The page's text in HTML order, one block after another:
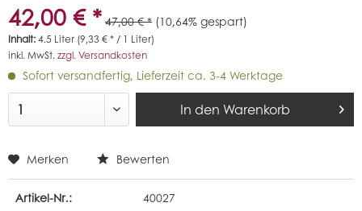
42,00 € * 47,00 € * (10,64% gespart)
Inhalt:4.5 Liter (9,33 € * / 1 Liter)
inkl. MwSt. zzgl. Versandkosten
Sofort versandfertig, Lieferzeit ca. 3-4 Werktage
In den Warenkorb
Merken Bewerten
Artikel-Nr.:
40027